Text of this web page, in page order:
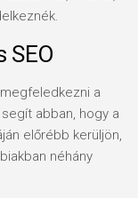
SEO
a
abban, hogy a
előrébb kerüljön,
néhány